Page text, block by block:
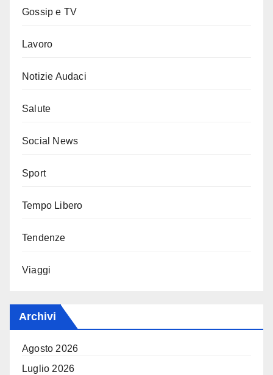
Gossip e TV
Lavoro
Notizie Audaci
Salute
Social News
Sport
Tempo Libero
Tendenze
Viaggi
Archivi
Agosto 2026
Luglio 2026